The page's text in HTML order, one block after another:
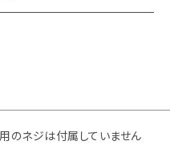
ジは付属していません